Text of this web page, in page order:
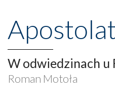
W odwiedzinach u
Roman Motoła